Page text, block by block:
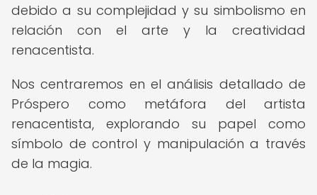
debido a su complejidad y su simbolismo en
relación con el arte y la creatividad
renacentista.
Nos centraremos en el análisis detallado de
Próspero como metáfora del artista
renacentista, explorando su papel como
símbolo de control y manipulación a través
de la magia.